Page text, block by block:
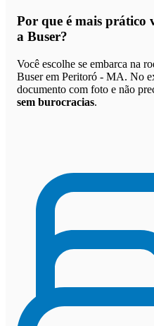
Por que é mais prático
a Buser?
Você escolhe se embarca na
Buser em Peritoró - MA. No
documento com foto e não
sem burocracias.